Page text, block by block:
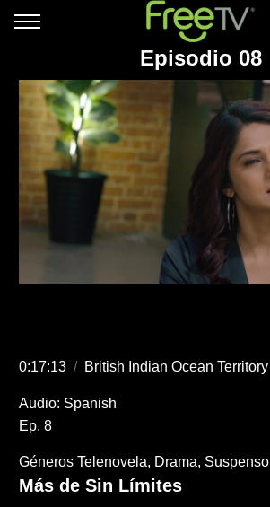
Episodio 08
0:17:13 / British Indian Ocean Territory
Audio: Spanish
Ep. 8
Géneros Telenovela Drama Suspenso
Más de Sin Límites